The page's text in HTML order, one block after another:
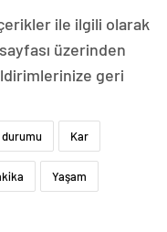
ile ilgili olarak
üzerinden
geri
Kar
Yaşam